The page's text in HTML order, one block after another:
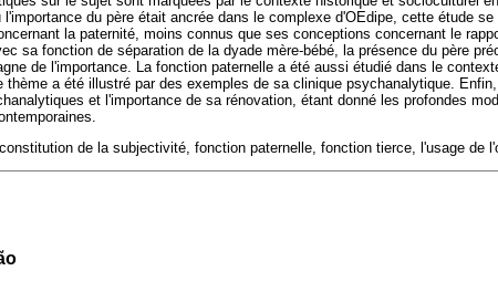
l'importance du père était ancrée dans le complexe d'OEdipe, cette étude
la paternité, moins connus que ses conceptions concernant le
sa fonction de séparation de la dyade mère-bébé, la présence du père
de l'importance. La fonction paternelle a été aussi étudié dans le
thème a été illustré par des exemples de sa clinique psychanalytique.
et l'importance de sa rénovation, étant donné les profondes
constitution de la subjectivité, fonction paternelle, fonction tierce, l'usage de